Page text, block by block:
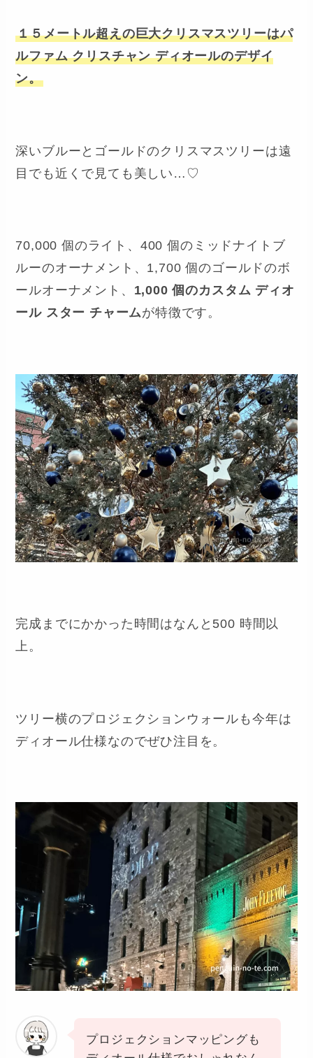
１５メートル超えの巨大クリスマスツリーはパ
ルファム クリスチャン ディオールのデザイ
ン。
深いブルーとゴールドのクリスマスツリーは遠
目でも近くで見ても美しい…♡
70,000 個のライト、400 個のミッドナイトブ
ルーのオーナメント、1,700 個のゴールドのボ
ールオーナメント、 1,000 個のカスタム ディオ
ール スター チャームが特徴です。
完成までにかかった時間はなんと500 時間以
上。
ツリー横のプロジェクションウォールも今年は
ディオール仕様なのでぜひ注目を。
プロジェクションマッピングも